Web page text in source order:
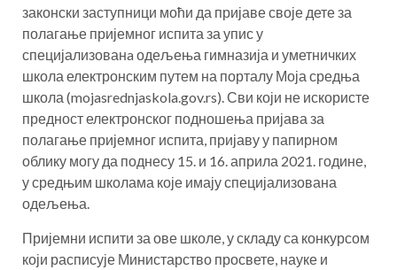
законски заступници моћи да пријаве своје дете за
полагање пријемног испита за упис у
специјализованa одељења гимназија и уметничких
школа електронским путем на порталу Моја средња
школа (mojasrednjaskola.gov.rs). Сви који не искористе
предност електронског подношења пријава за
полагање пријемног испита, пријаву у папирном
облику могу да поднесу 15. и 16. априла 2021. године,
у средњим школама које имају специјализована
одељења.
Пријемни испити за ове школе, у складу са конкурсом
који расписује Министарство просвете, науке и